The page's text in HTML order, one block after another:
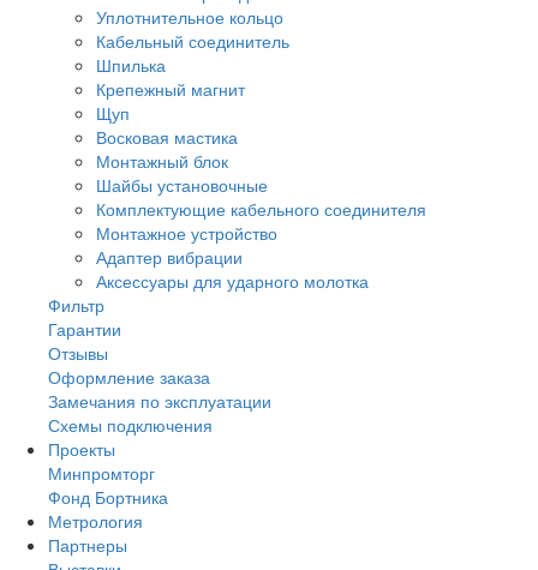
Уплотнительное кольцо
Кабельный соединитель
Шпилька
Крепежный магнит
Щуп
Восковая мастика
Монтажный блок
Шайбы установочные
Комплектующие кабельного соединителя
Монтажное устройство
Адаптер вибрации
Аксессуары для ударного молотка
Фильтр
Гарантии
Отзывы
Оформление заказа
Замечания по эксплуатации
Схемы подключения
Проекты
Минпромторг
Фонд Бортника
Метрология
Партнеры